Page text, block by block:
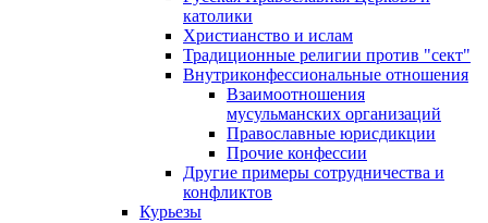
католики
Христианство и ислам
Традиционные религии против "сект"
Внутриконфессиональные отношения
Взаимоотношения
мусульманских организаций
Православные юрисдикции
Прочие конфессии
Другие примеры сотрудничества и
конфликтов
Курьезы